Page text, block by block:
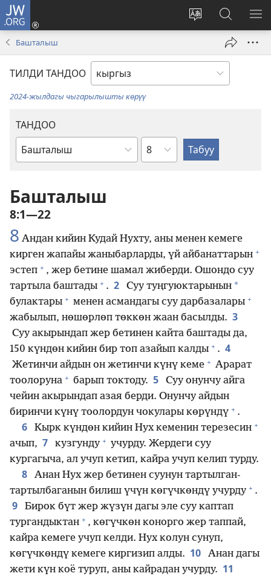
JW.ORG
Башка
тандоо
Кирүү
(жаңы
JW.ORG
сайтынан
издөө
Башталыш
ТИЛДИ ТАНДОО
2024-жылдагы чыгарылышты көрүү
ТАНДОО
Ыйык
китеп
Бөлүм
Башталыш
8:1—22
8 Андан кийин Кудай Нухту, аны менен кемеге
кирген жапайы жаныбарларды, үй айбанаттарын +
эстеп + , жер бетине шамал жиберди. Ошондо суу
тартыла баштады + . 2 Суу туңгуюктарынын *
булактары + менен асмандагы суу дарбазалары +
жабылып, нөшөрлөп төккөн жаан басылды. 3
Суу акырындап жер бетинен кайта баштады да,
150 күндөн кийин бир топ азайып калды + . 4
Жетинчи айдын он жетинчи күнү кеме + Арарат
тоолоруна + барып токтоду. 5
Суу онунчу айга
чейин акырындап азая берди. Онунчу айдын
биринчи күнү тоолордун чокулары көрүндү + .
6 Кырк күндөн кийин Нух кеменин терезесин +
ачып, 7 кузгунду + учурду. Жердеги суу
кургагыча, ал учуп кетип, кайра учуп келип турду.
8
Анан Нух жер бетинен суунун тартылган-
тартылбаганын билиш үчүн көгүчкөндү учурду + .
9
Бирок бүт жер жүзүн дагы эле суу каптап
тургандыктан + , көгүчкөн конорго жер таппай,
кайра кемеге учуп келди. Нух колун сунуп,
көгүчкөндү кемеге киргизип алды. 10
Анан дагы
жети күн коё туруп, аны кайрадан учурду. 11